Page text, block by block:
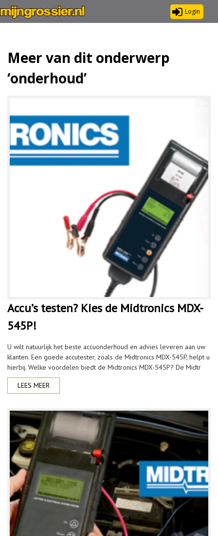
Login
Meer van dit onderwerp
‘onderhoud’
Accu’s testen? Kies de Midtronics MDX-
545P!
U wilt natuurlijk het beste accuonderhoud en advies leveren aan uw
klanten. Een goede accutester, zoals de Midtronics MDX-545P, helpt u
hierbij. Welke voordelen biedt de Midtronics MDX-545P? De Midtr
LEES MEER